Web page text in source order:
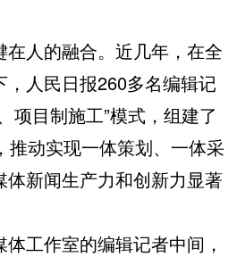
人的融合。近几年，在全
人民日报260多名编辑记
项目制施工”模式，组建了
推动实现一体策划、一体采
新闻生产力和创新力显著
工作室的编辑记者中间，